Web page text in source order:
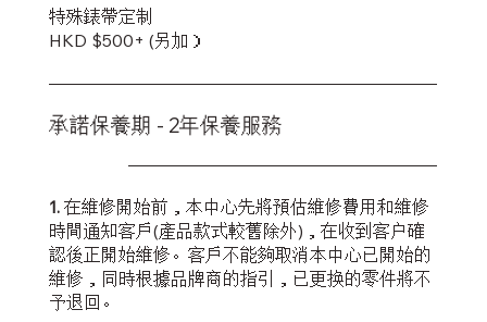
特殊錶帶定制
HKD $500+ (另加）
承諾保養期 - 2年保養服務
1.在維修開始前，本中心先將預估維修費用和維修
時間通知客戶(產品款式較舊除外)，在收到客户確
認後正開始維修。客戶不能夠取消本中心已開始的
維修，同時根據品牌商的指引，已更换的零件將不
予退回。